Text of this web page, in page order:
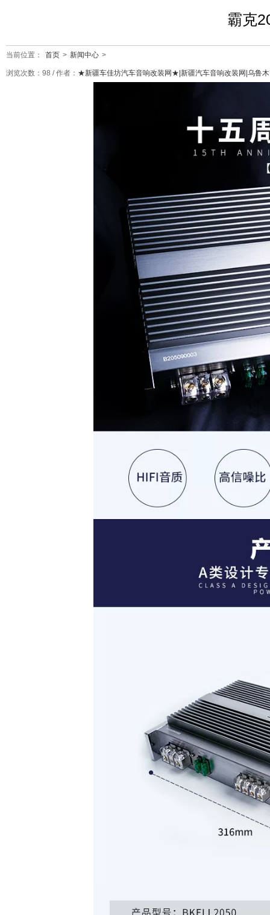
霸克
当前位置： 首页 > 新闻中心 >
浏览次数： 98 / 作者： ★新疆车佳坊汽车音响改装网★|新疆汽车音响改装网|乌鲁